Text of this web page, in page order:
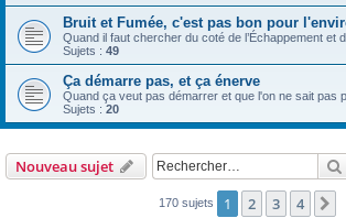
Bruit et Fumée, c'est pas bon pour
Quand il faut chercher du coté de l’Échappement et
Sujets : 49
Ça démarre pas, et ça énerve
Quand ça veut pas démarrer et que l'on ne sait pas
Sujets : 20
Nouveau sujet
170 sujets 1 2 3 4